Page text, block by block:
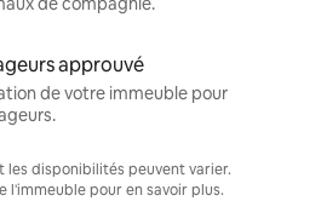
approuvé
de votre immeuble pour
les disponibilités peuvent varier.
l'immeuble pour en savoir plus.